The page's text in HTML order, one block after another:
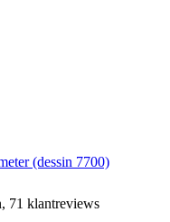
(dessin 7700)
71 klantreviews